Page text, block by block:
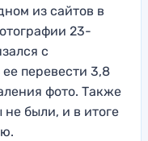
из сайтов в
23-
с
перевести 3,8
фото. Также
были, и в итоге